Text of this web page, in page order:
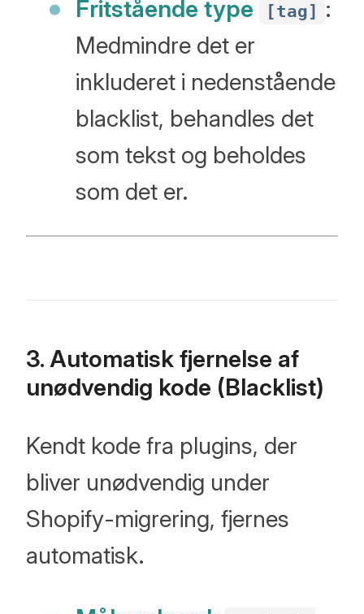
Fritstående type [tag]
:
Medmindre det er
inkluderet i nedenstående
blacklist, behandles det
som tekst og beholdes
som det er.
3. Automatisk fjernelse af
unødvendig kode (Blacklist)
Kendt kode fra plugins, der
bliver unødvendig under
Shopify-migrering, fjernes
automatisk.